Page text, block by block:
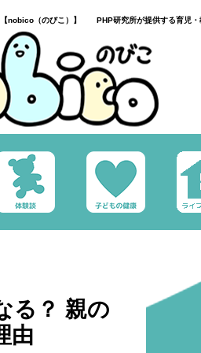
【nobico（のびこ）】 PHP研究所が提供する育児・
る？ 親の
由